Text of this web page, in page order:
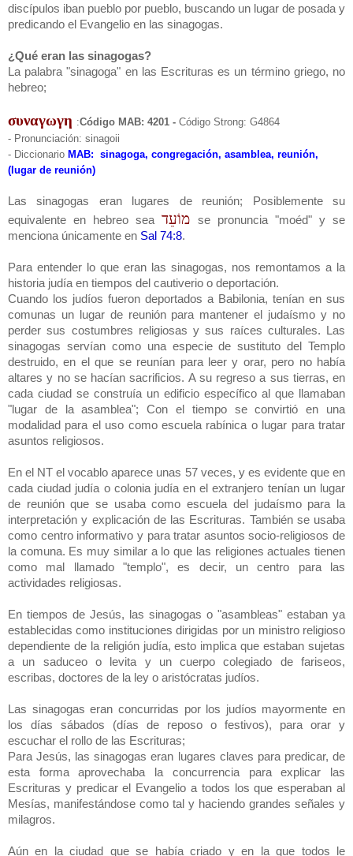
discípulos iban pueblo por pueblo, buscando un lugar de posada y
predicando el Evangelio en las sinagogas.
¿Qué eran las sinagogas?
La palabra "sinagoga" en las Escrituras es un término griego, no
hebreo;
συναγωγη :Código MAB: 4201 - Código Strong: G4864
- Pronunciación: sinagoii
- Diccionario MAB: sinagoga, congregación, asamblea, reunión,
(lugar de reunión)
Las sinagogas eran lugares de reunión; Posiblemente su
equivalente en hebreo seaמוֹעֵד se pronuncia "moéd" y se
menciona únicamente en Sal 74:8.
Para entender lo que eran las sinagogas, nos remontamos a la
historia judía en tiempos del cautiverio o deportación.
Cuando los judíos fueron deportados a Babilonia, tenían en sus
comunas un lugar de reunión para mantener el judaísmo y no
perder sus costumbres religiosas y sus raíces culturales. Las
sinagogas servían como una especie de sustituto del Templo
destruido, en el que se reunían para leer y orar, pero no había
altares y no se hacían sacrificios. A su regreso a sus tierras, en
cada ciudad se construía un edificio específico al que llamaban
"lugar de la asamblea"; Con el tiempo se convirtió en una
modalidad para el uso como escuela rabínica o lugar para tratar
asuntos religiosos.
En el NT el vocablo aparece unas 57 veces, y es evidente que en
cada ciudad judía o colonia judía en el extranjero tenían un lugar
de reunión que se usaba como escuela del judaísmo para la
interpretación y explicación de las Escrituras. También se usaba
como centro informativo y para tratar asuntos socio-religiosos de
la comuna. Es muy similar a lo que las religiones actuales tienen
como mal llamado "templo", es decir, un centro para las
actividades religiosas.
En tiempos de Jesús, las sinagogas o "asambleas" estaban ya
establecidas como instituciones dirigidas por un ministro religioso
dependiente de la religión judía, esto implica que estaban sujetas
a un saduceo o levita y un cuerpo colegiado de fariseos,
escribas, doctores de la ley o aristócratas judíos.
Las sinagogas eran concurridas por los judíos mayormente en
los días sábados (días de reposo o festivos), para orar y
escuchar el rollo de las Escrituras;
Para Jesús, las sinagogas eran lugares claves para predicar, de
esta forma aprovechaba la concurrencia para explicar las
Escrituras y predicar el Evangelio a todos los que esperaban al
Mesías, manifestándose como tal y haciendo grandes señales y
milagros.
Aún en la ciudad que se había criado y en la que todos le